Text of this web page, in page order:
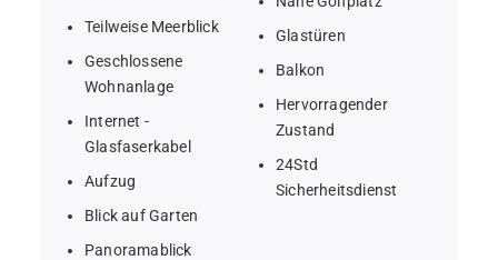
Teilweise Meerblick
Geschlossene
Wohnanlage
Internet -
Glasfaserkabel
Aufzug
Blick auf Garten
Panoramablick
Glastüren
Balkon
Hervorragender
Zustand
24Std
Sicherheitsdienst